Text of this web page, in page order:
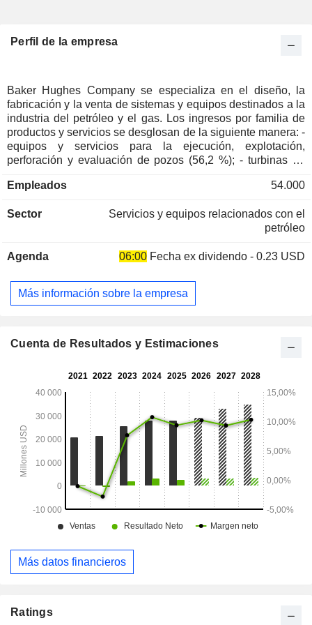
Perfil de la empresa
Baker Hughes Company se especializa en el diseño, la
fabricación y la venta de sistemas y equipos destinados a la
industria del petróleo y el gas. Los ingresos por familia de
productos y servicios se desglosan de la siguiente manera: -
equipos y servicios para la ejecución, explotación,
perforación y evaluación de pozos (56,2 %); - turbinas de
(43,8 %). El 72,2 % de la facturación se realiza en el
Empleados 54.000
Sector
Servicios y equipos relacionados con el
petróleo
Agenda 06:00 Fecha ex dividendo - 0.23 USD
Más información sobre la empresa
Cuenta de Resultados y Estimaciones
Más datos financieros
Ratings